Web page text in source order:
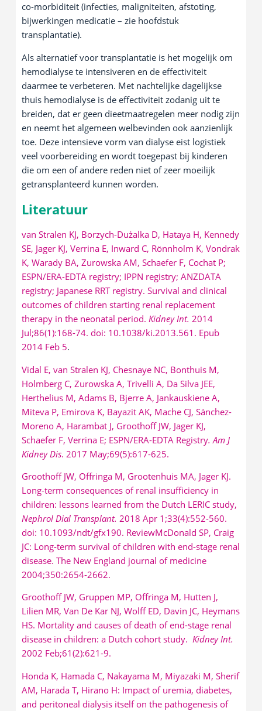
co-morbiditeit (infecties, maligniteiten, afstoting,
bijwerkingen medicatie – zie hoofdstuk
transplantatie).
Als alternatief voor transplantatie is het mogelijk om
hemodialyse te intensiveren en de effectiviteit
daarmee te verbeteren. Met nachtelijke dagelijkse
thuis hemodialyse is de effectiviteit zodanig uit te
breiden, dat er geen dieetmaatregelen meer nodig zijn
en neemt het algemeen welbevinden ook aanzienlijk
toe. Deze intensieve vorm van dialyse eist logistiek
veel voorbereiding en wordt toegepast bij kinderen
die om een of andere reden niet of zeer moeilijk
getransplanteerd kunnen worden.
Literatuur
van Stralen KJ, Borzych-Dużalka D, Hataya H, Kennedy
SE, Jager KJ, Verrina E, Inward C, Rönnholm K, Vondrak
K, Warady BA, Zurowska AM, Schaefer F, Cochat P;
ESPN/ERA-EDTA registry; IPPN registry; ANZDATA
registry; Japanese RRT registry. Survival and clinical
outcomes of children starting renal replacement
therapy in the neonatal period. Kidney Int. 2014
Jul;86(1):168-74. doi: 10.1038/ki.2013.561. Epub
2014 Feb 5.
Vidal E, van Stralen KJ, Chesnaye NC, Bonthuis M,
Holmberg C, Zurowska A, Trivelli A, Da Silva JEE,
Herthelius M, Adams B, Bjerre A, Jankauskiene A,
Miteva P, Emirova K, Bayazit AK, Mache CJ, Sánchez-
Moreno A, Harambat J, Groothoff JW, Jager KJ,
Schaefer F, Verrina E; ESPN/ERA-EDTA Registry. Am J
Kidney Dis. 2017 May;69(5):617-625.
Groothoff JW, Offringa M, Grootenhuis MA, Jager KJ.
Long-term consequences of renal insufficiency in
children: lessons learned from the Dutch LERIC study,
Nephrol Dial Transplant. 2018 Apr 1;33(4):552-560.
doi: 10.1093/ndt/gfx190. ReviewMcDonald SP, Craig
JC: Long-term survival of children with end-stage renal
disease. The New England journal of medicine
2004;350:2654-2662.
Groothoff JW, Gruppen MP, Offringa M, Hutten J,
Lilien MR, Van De Kar NJ, Wolff ED, Davin JC, Heymans
HS. Mortality and causes of death of end-stage renal
disease in children: a Dutch cohort study. Kidney Int.
2002 Feb;61(2):621-9.
Honda K, Hamada C, Nakayama M, Miyazaki M, Sherif
AM, Harada T, Hirano H: Impact of uremia, diabetes,
and peritoneal dialysis itself on the pathogenesis of